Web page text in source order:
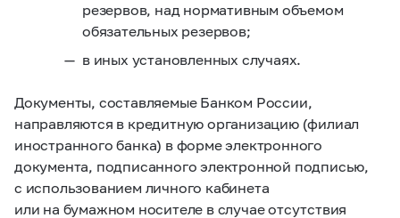
резервов, над нормативным объемом
обязательных резервов;
в иных установленных случаях.
Документы, составляемые Банком России,
направляются в кредитную организацию (филиал
иностранного банка) в форме электронного
документа, подписанного электронной подписью,
с использованием личного кабинета
или на бумажном носителе в случае отсутствия